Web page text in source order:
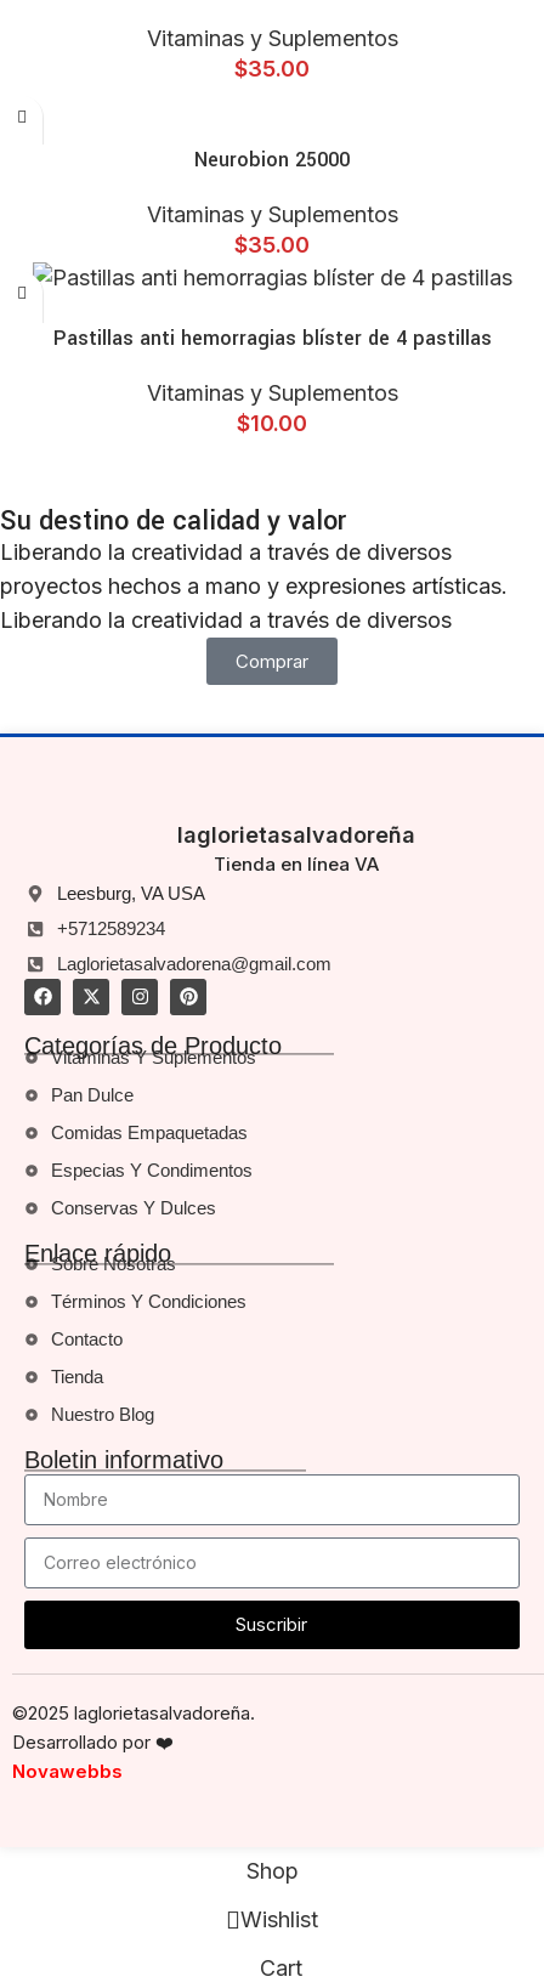
Vitaminas y Suplementos
$35.00
Neurobion 25000
Vitaminas y Suplementos
$35.00
Pastillas anti hemorragias blíster de 4 pastillas
Vitaminas y Suplementos
$10.00
Su destino de calidad y valor
Liberando la creatividad a través de diversos
proyectos hechos a mano y expresiones artísticas.
Liberando la creatividad a través de diversos
Comprar
laglorietasalvadoreña
Tienda en línea VA
Leesburg, VA USA
+5712589234
Laglorietasalvadorena@gmail.com
Categorías de Producto
Vitaminas Y Suplementos
Pan Dulce
Comidas Empaquetadas
Especias Y Condimentos
Conservas Y Dulces
Enlace rápido
Sobre Nosotras
Términos Y Condiciones
Contacto
Tienda
Nuestro Blog
Boletin informativo
Suscribir
©2025 laglorietasalvadoreña.
Desarrollado por ❤️
Novawebbs
Shop
Wishlist
Cart